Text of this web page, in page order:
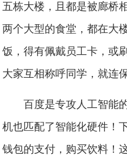
五栋大楼，且都是被廊桥
两个大型的食堂，都在大
饭，得有佩戴员工卡，或
大家互相称呼同学，就连
百度是专攻人工智能的
机也匹配了智能化硬件！
钱包的支付，购买饮料！